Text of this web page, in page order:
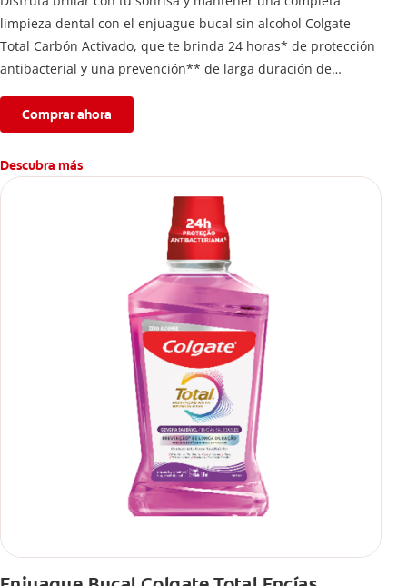
limpieza dental con el enjuague bucal sin alcohol Colgate
Total Carbón Activado, que te brinda 24 horas* de protección
antibacterial y una prevención** de larga duración de
Comprar ahora
Descubra más